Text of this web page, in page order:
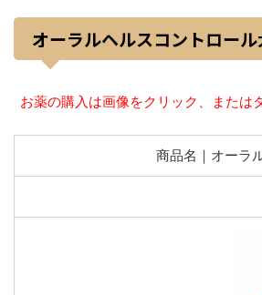
オーラルヘルスコントロール
お薬の購入は画像をクリック、または
商品名｜オーラ